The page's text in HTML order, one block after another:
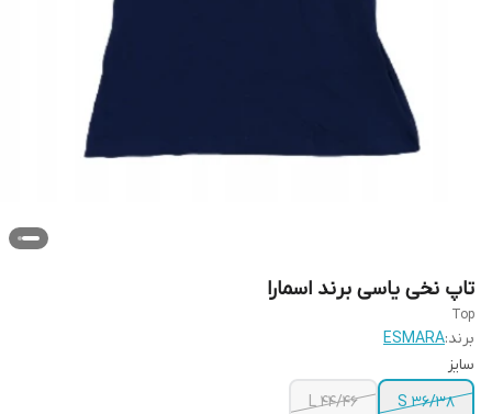
تاپ نخی یاسی برند اسمارا
Top
برند:ESMARA
سایز
S 36/38
L 44/46